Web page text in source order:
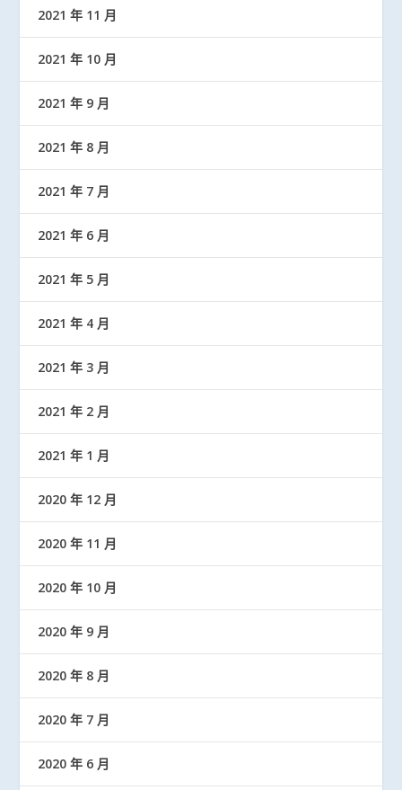
2021 年 11 月
2021 年 10 月
2021 年 9 月
2021 年 8 月
2021 年 7 月
2021 年 6 月
2021 年 5 月
2021 年 4 月
2021 年 3 月
2021 年 2 月
2021 年 1 月
2020 年 12 月
2020 年 11 月
2020 年 10 月
2020 年 9 月
2020 年 8 月
2020 年 7 月
2020 年 6 月